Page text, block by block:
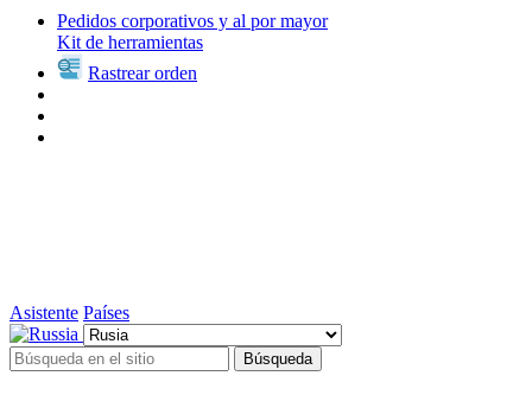
Pedidos corporativos y al por mayor
Kit de herramientas
Rastrear orden
Asistente Países
Búsqueda